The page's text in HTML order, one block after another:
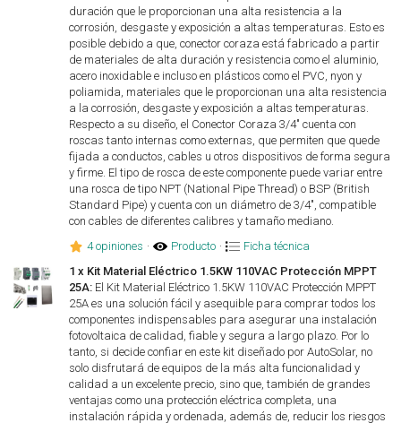
duración que le proporcionan una alta resistencia a la
corrosión, desgaste y exposición a altas temperaturas. Esto es
posible debido a que, conector coraza está fabricado a partir
de materiales de alta duración y resistencia como el aluminio,
acero inoxidable e incluso en plásticos como el PVC, nyon y
poliamida, materiales que le proporcionan una alta resistencia
a la corrosión, desgaste y exposición a altas temperaturas.
Respecto a su diseño, el Conector Coraza 3/4" cuenta con
roscas tanto internas como externas, que permiten que quede
fijada a conductos, cables u otros dispositivos de forma segura
y firme. El tipo de rosca de este componente puede variar entre
una rosca de tipo NPT (National Pipe Thread) o BSP (British
Standard Pipe) y cuenta con un diámetro de 3/4", compatible
con cables de diferentes calibres y tamaño mediano.
4 opiniones · Producto ·
Ficha técnica
1 x Kit Material Eléctrico 1.5KW 110VAC Protección MPPT
25A: El Kit Material Eléctrico 1.5KW 110VAC Protección MPPT
25A es una solución fácil y asequible para comprar todos los
componentes indispensables para asegurar una instalación
fotovoltaica de calidad, fiable y segura a largo plazo. Por lo
tanto, si decide confiar en este kit diseñado por AutoSolar, no
solo disfrutará de equipos de la más alta funcionalidad y
calidad a un excelente precio, sino que, también de grandes
ventajas como una protección eléctrica completa, una
instalación rápida y ordenada, además de, reducir los riesgos